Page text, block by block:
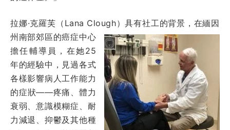
拉娜·克羅芙（Lana Clough）具有社工的背景，在緬因
州南部郊區的癌症中心
擔任輔導員，在她25
年的經驗中，見過各式
各樣影響病人工作能力
的症狀——疼痛、體力
衰弱、意識模糊症、耐
力減退、抑鬱及其他種